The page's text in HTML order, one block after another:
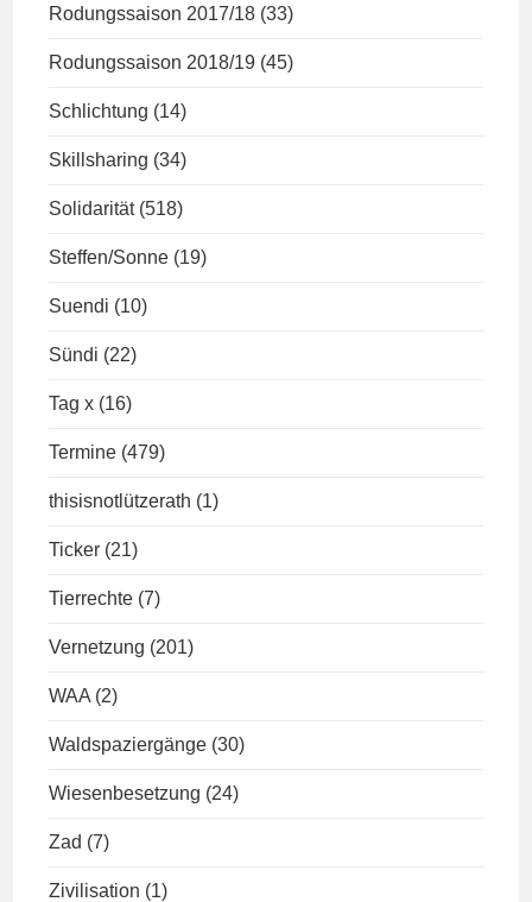
Rodungssaison 2017/18 (33)
Rodungssaison 2018/19 (45)
Schlichtung (14)
Skillsharing (34)
Solidarität (518)
Steffen/Sonne (19)
Suendi (10)
Sündi (22)
Tag x (16)
Termine (479)
thisisnotlützerath (1)
Ticker (21)
Tierrechte (7)
Vernetzung (201)
WAA (2)
Waldspaziergänge (30)
Wiesenbesetzung (24)
Zad (7)
Zivilisation (1)